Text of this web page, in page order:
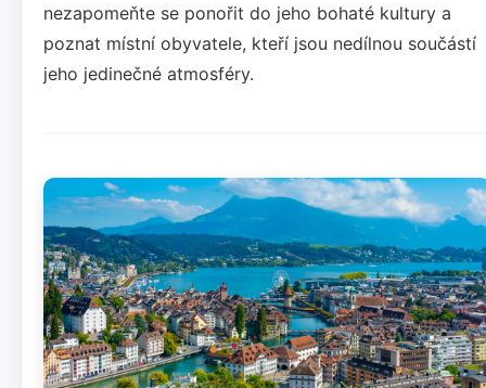
nezapomeňte se ponořit do jeho bohaté kultury a
poznat místní obyvatele, kteří jsou nedílnou součástí
jeho jedinečné atmosféry.